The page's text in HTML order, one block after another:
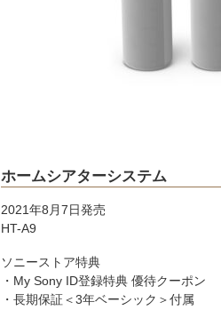
ホームシアターシステム
2021年8月7日発売
HT-A9
ソニーストア特典
・My Sony ID登録特典 優待クーポン
・長期保証＜3年ベーシック＞付属